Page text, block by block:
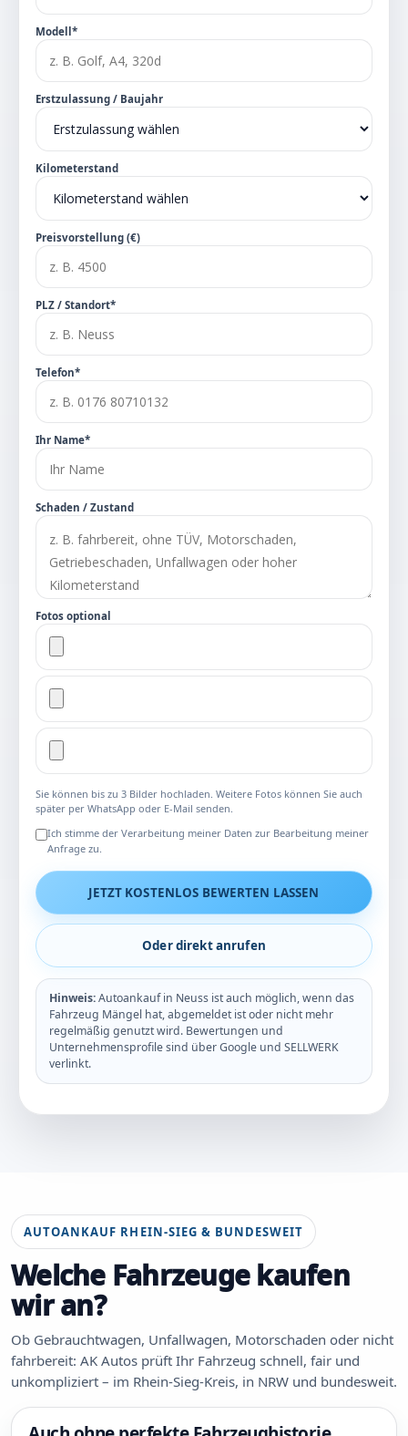
Modell*
Erstzulassung / Baujahr
Kilometerstand
Preisvorstellung (€)
PLZ / Standort*
Telefon*
Ihr Name*
Schaden / Zustand
Fotos optional
Sie können bis zu 3 Bilder hochladen. Weitere Fotos können Sie auch
später per WhatsApp oder E-Mail senden.
Ich stimme der Verarbeitung meiner Daten zur Bearbeitung meiner
Anfrage zu.
JETZT KOSTENLOS BEWERTEN LASSEN
Oder direkt anrufen
Hinweis:Autoankauf in Neuss ist auch möglich, wenn das
Fahrzeug Mängel hat, abgemeldet ist oder nicht mehr
regelmäßig genutzt wird. Bewertungen und
Unternehmensprofile sind über Google und SELLWERK
verlinkt.
AUTOANKAUF RHEIN-SIEG & BUNDESWEIT
Welche Fahrzeuge kaufen
wir an?
Ob Gebrauchtwagen, Unfallwagen, Motorschaden oder nicht
fahrbereit: AK Autos prüft Ihr Fahrzeug schnell, fair und
unkompliziert – im Rhein-Sieg-Kreis, in NRW und bundesweit.